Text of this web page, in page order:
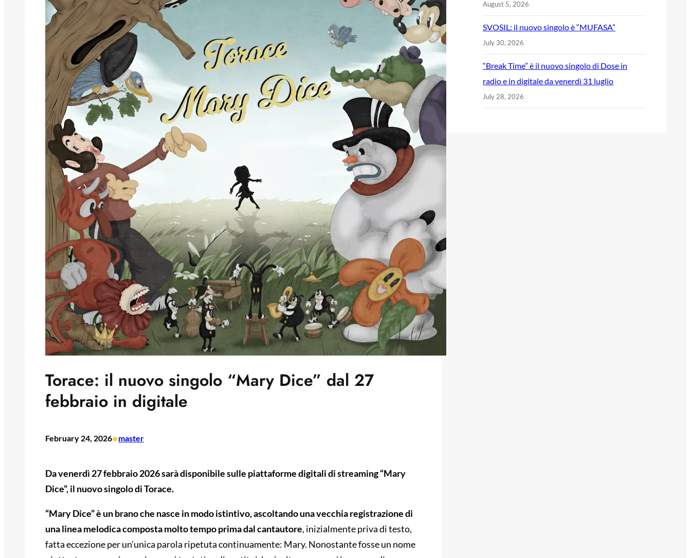
Torace: il nuovo singolo “Mary Dice” dal 27
febbraio in digitale
February 24, 2026•master
Da venerdì 27 febbraio 2026 sarà disponibile sulle piattaforme digitali di streaming “Mary
Dice”, il nuovo singolo di Torace.
“Mary Dice” è un brano che nasce in modo istintivo, ascoltando una vecchia registrazione di
una linea melodica composta molto tempo prima dal cantautore, inizialmente priva di testo,
fatta eccezione per un’unica parola ripetuta continuamente: Mary. Nonostante fosse un nome
August 5, 2026
SVOSIL: il nuovo singolo è “MUFASA”
July 30, 2026
“Break Time” è il nuovo singolo di Dose in
radio e in digitale da venerdì 31 luglio
July 28, 2026